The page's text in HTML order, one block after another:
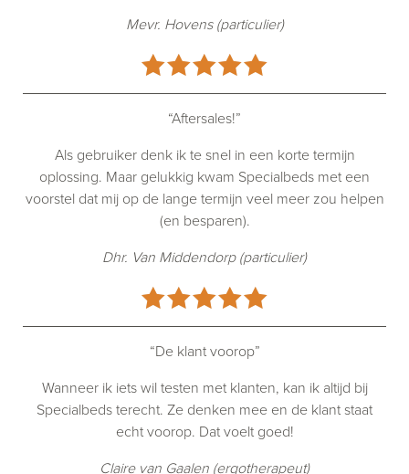
Mevr. Hovens (particulier)
“Aftersales!”
Als gebruiker denk ik te snel in een korte termijn
oplossing. Maar gelukkig kwam Specialbeds met een
voorstel dat mij op de lange termijn veel meer zou helpen
(en besparen).
Dhr. Van Middendorp (particulier)
“De klant voorop”
Wanneer ik iets wil testen met klanten, kan ik altijd bij
Specialbeds terecht. Ze denken mee en de klant staat
echt voorop. Dat voelt goed!
Claire van Gaalen (ergotherapeut)